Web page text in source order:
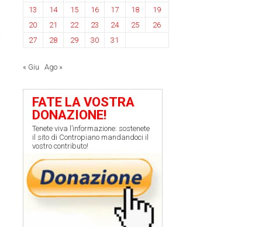
13
14 15 16 17 18
19
20
21 22 23 24 25
26
27
28 29 30 31
« Giu Ago »
FATE LA VOSTRA
DONAZIONE!
Tenete viva l’informazione: sostenete
il sito di Contropiano mandandoci il
vostro contributo!